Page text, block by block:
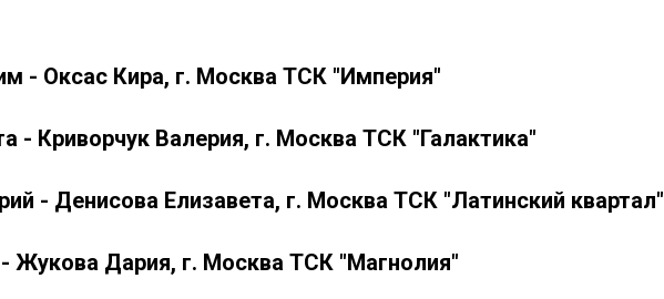
- Оксас Кира, г. Москва ТСК "Империя"
- Криворчук Валерия, г. Москва ТСК "Галактика"
- Денисова Елизавета, г. Москва ТСК "Латинский квартал"
Жукова Дария, г. Москва ТСК "Магнолия"